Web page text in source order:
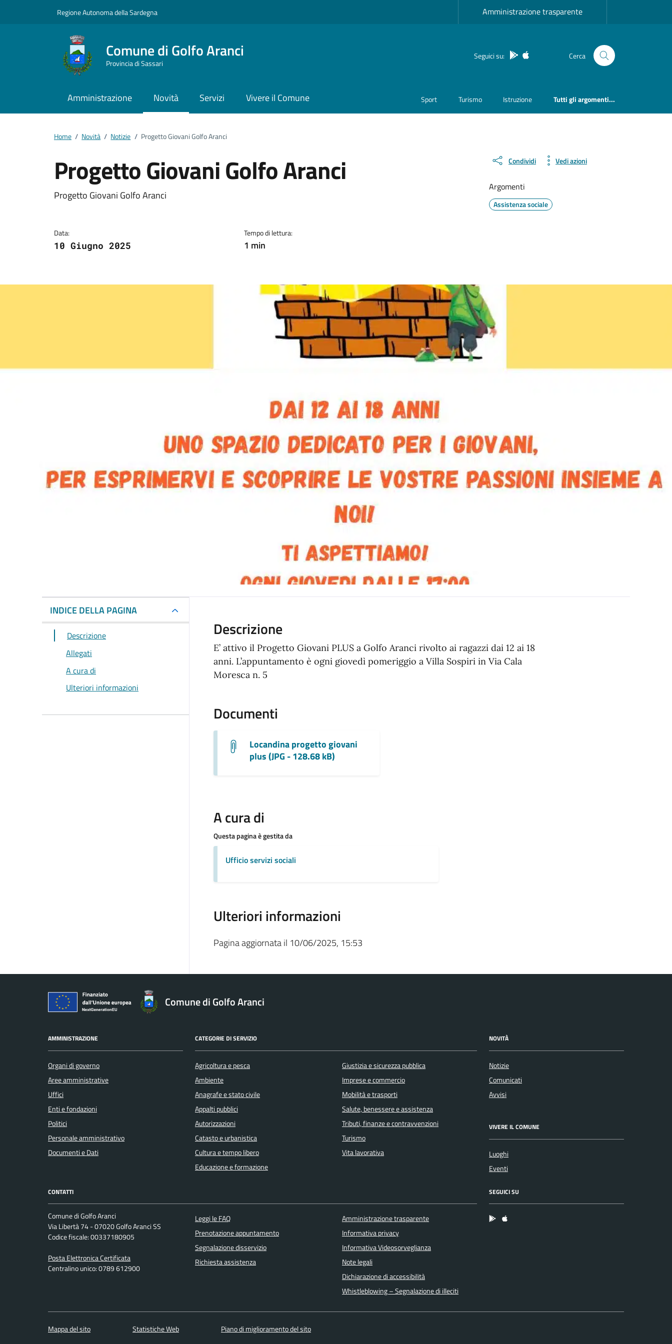
Regione Autonoma della Sardegna Amministrazione trasparente
Comune di Golfo Aranci
Provincia di Sassari
Seguici su: App Android
App IOS Cerca
Amministrazione Novità Servizi Vivere il Comune Sport Turismo Istruzione Tutti gli argomenti...
Home / Novità / Notizie / Progetto Giovani Golfo Aranci
Progetto Giovani Golfo Aranci
Dettagli della notizia
Progetto Giovani Golfo Aranci
Data:
10 Giugno 2025
Tempo di lettura:
1 min
Condividi Vedi azioni
Argomenti
Assistenza sociale
INDICE DELLA PAGINA
Descrizione
Allegati
A cura di
Ulteriori informazioni
Descrizione
E’ attivo il Progetto Giovani PLUS a Golfo Aranci rivolto ai ragazzi dai 12 ai 18
anni. L’appuntamento è ogni giovedì pomeriggio a Villa Sospiri in Via Cala
Moresca n. 5
Documenti
Locandina progetto giovani
plus (JPG - 128.68 kB)
A cura di
Questa pagina è gestita da
Ufficio servizi sociali
Ulteriori informazioni
Pagina aggiornata il 10/06/2025, 15:53
Comune di Golfo Aranci
AMMINISTRAZIONE
Organi di governo
Aree amministrative
Uffici
Enti e fondazioni
Politici
Personale amministrativo
Documenti e Dati
CATEGORIE DI SERVIZIO
Agricoltura e pesca
Ambiente
Anagrafe e stato civile
Appalti pubblici
Autorizzazioni
Catasto e urbanistica
Cultura e tempo libero
Educazione e formazione
Giustizia e sicurezza pubblica
Imprese e commercio
Mobilità e trasporti
Salute, benessere e assistenza
Tributi, finanze e contravvenzioni
Turismo
Vita lavorativa
NOVITÀ
Notizie
Comunicati
Avvisi
VIVERE IL COMUNE
Luoghi
Eventi
CONTATTI
Comune di Golfo Aranci
Via Libertà 74 - 07020 Golfo Aranci SS
Codice fiscale: 00337180905
Posta Elettronica Certificata
Centralino unico: 0789 612900
Leggi le FAQ
Prenotazione appuntamento
Segnalazione disservizio
Richiesta assistenza
Amministrazione trasparente
Informativa privacy
Informativa Videosorveglianza
Note legali
Dichiarazione di accessibilità
Whistleblowing – Segnalazione di illeciti
SEGUICI SU
App Android
App IOS
Mappa del sito Statistiche Web Piano di miglioramento del sito